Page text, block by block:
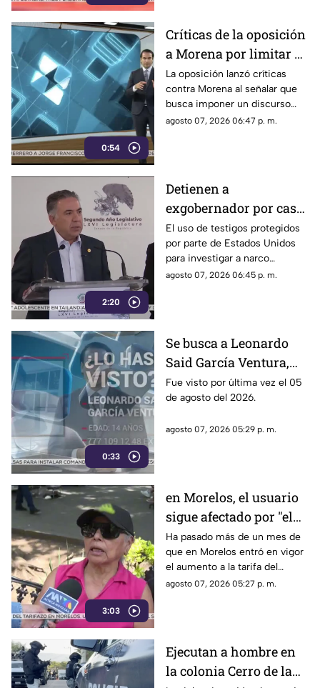
0:54
Críticas de la oposición
a Morena por limitar el
debate político
La oposición lanzó críticas
contra Morena al señalar que
busca imponer un discurso
único y limitar las voces que
agosto 07, 2026 06:47 p. m.
2:20
Detienen a
exgobernador por caso
Ayotzinapa y desaforan
a alcaldes
El uso de testigos protegidos
por parte de Estados Unidos
para investigar a narco
políticos ha sido cuestionado
entre ellos Rubén Rocha y
Enrique Inzunza.
agosto 07, 2026 06:45 p. m.
0:33
Se busca a Leonardo
Said García Ventura,
desaparecido en
Cuernavaca
Fue visto por última vez el 05
de agosto del 2026.
agosto 07, 2026 05:29 p. m.
3:03
en Morelos, el usuario
sigue afectado por "el
tarifazo"
Ha pasado más de un mes de
que en Morelos entró en vigor
el aumento a la tarifa del
transporte público. Un mes,
al interior de las unidades.
agosto 07, 2026 05:27 p. m.
Ejecutan a hombre en
la colonia Cerro de la